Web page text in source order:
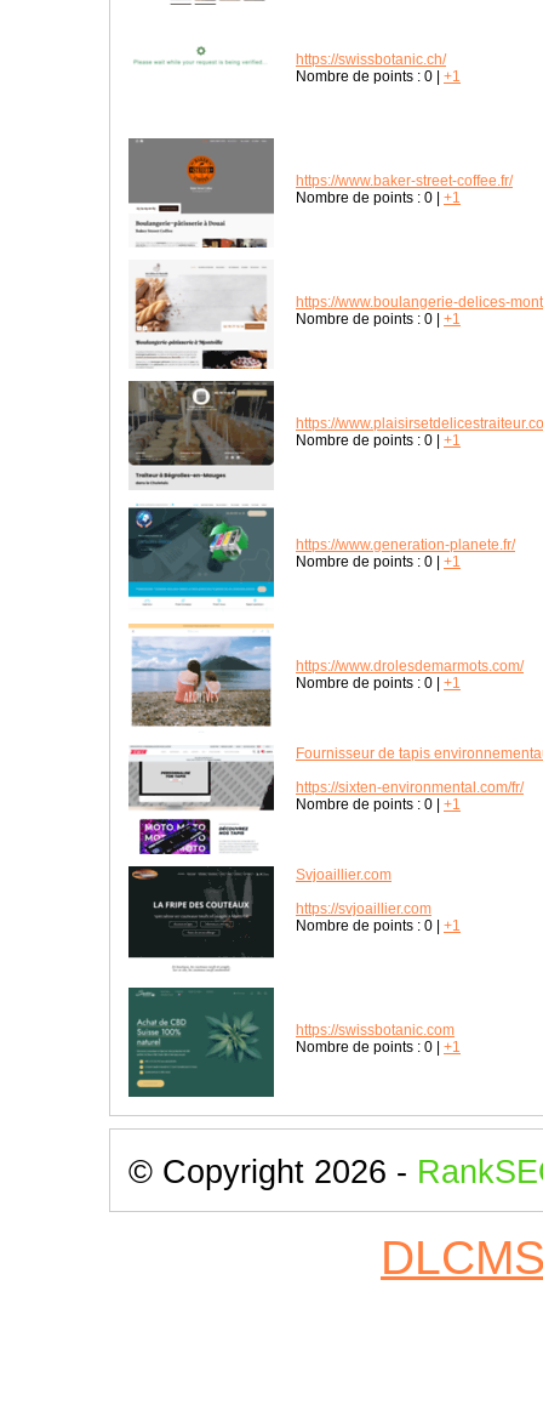
https://swissbotanic.ch/
Nombre de points : 0 +1
https://www.baker-street-coffee.fr/
Nombre de points : 0 +1
https://www.boulangerie-delices-
Nombre de points : 0 +1
https://
Nombre de points : 0 +1
https://www.generation-planete.fr/
Nombre de points : 0 +1
https://www.drolesdemarmots.com/
Nombre de points : 0 +1
Fournisseur de tapis
https://sixten-environmental.com/fr/
Nombre de points : 0 +1
Svjoaillier.com
https://svjoaillier.com
Nombre de points : 0 +1
https://swissbotanic.com
Nombre de points : 0 +1
© Copyright 2026 -